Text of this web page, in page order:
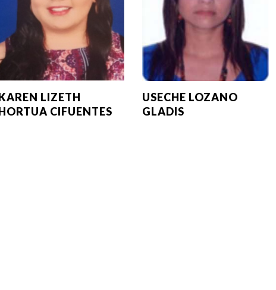
LIZETH
CIFUENTES
USECHE LOZANO
GLADIS